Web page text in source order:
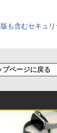
も含むセキュ
プページに戻る